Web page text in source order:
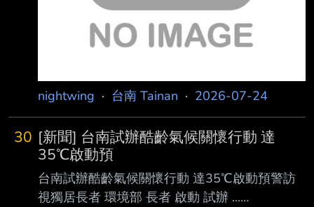
nightwing · 台南 Tainan · 2026-07-24
30 [新聞] 台南試辦酷齡氣候關懷行動 達
35℃啟動預
台南試辦酷齡氣候關懷行動 達35℃啟動預警訪
視獨居長者 環境部 長者 啟動 試辦 ...